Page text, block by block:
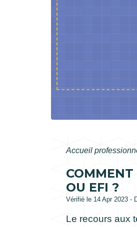
Accueil
COMMENT
OU EFI ?
Vérifié le 14 Apr 2023 -
Le recours aux